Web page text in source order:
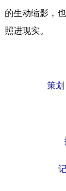
的生动缩影，
照进现实。
策